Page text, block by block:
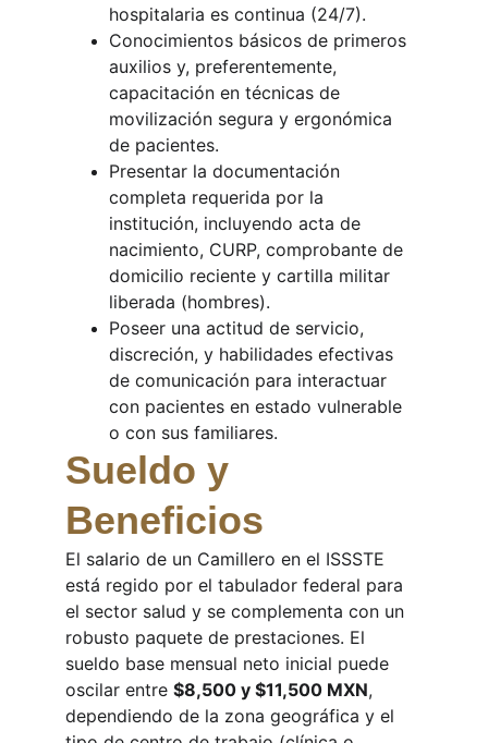
hospitalaria es continua (24/7).
Conocimientos básicos de primeros
auxilios y, preferentemente,
capacitación en técnicas de
movilización segura y ergonómica
de pacientes.
Presentar la documentación
completa requerida por la
institución, incluyendo acta de
nacimiento, CURP, comprobante de
domicilio reciente y cartilla militar
liberada (hombres).
Poseer una actitud de servicio,
discreción, y habilidades efectivas
de comunicación para interactuar
con pacientes en estado vulnerable
o con sus familiares.
Sueldo y
Beneficios
El salario de un Camillero en el ISSSTE
está regido por el tabulador federal para
el sector salud y se complementa con un
robusto paquete de prestaciones. El
sueldo base mensual neto inicial puede
oscilar entre $8,500 y $11,500 MXN,
dependiendo de la zona geográfica y el